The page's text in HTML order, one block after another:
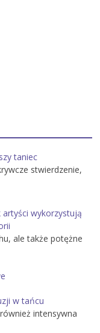
taniec
stwierdzenie,
wykorzystują
ale także potężne
w tańcu
intensywna